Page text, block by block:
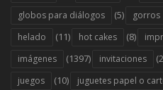
globos para diálogos (5) gorros
helado (11) hot cakes (8)
imágenes (1397) invitaciones
juegos (10) juguetes papel o